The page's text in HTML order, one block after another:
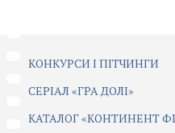
КОНКУРСИ І ПІТЧИНГИ
CЕРІАЛ «ГРА ДОЛІ»
КАТАЛОГ «КОНТИНЕНТ